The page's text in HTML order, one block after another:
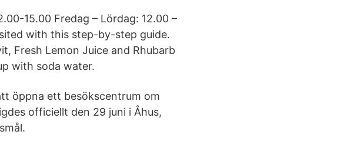
15.00 Fredag – Lördag: 12.00 –
with this step-by-step guide.
Fresh Lemon Juice and Rhubarb
with soda water.
öppna ett besökscentrum om
officiellt den 29 juni i Åhus,